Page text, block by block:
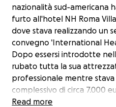
nazionalità sud-americana
furto all'hotel NH Roma
dove stava realizzando un
convegno 'International
Dopo essersi introdotte
rubato tutta la sua
professionale mentre
complessivo di circa 7.000
di una Peugeot 208 colore
Read more